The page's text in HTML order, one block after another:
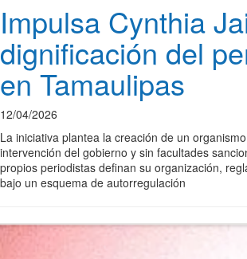
Impulsa Cynthia
dignificación del
en Tamaulipas
12/04/2026
La iniciativa plantea la creación de un
intervención del gobierno y sin facultades
propios periodistas definan su organización,
bajo un esquema de autorregulación